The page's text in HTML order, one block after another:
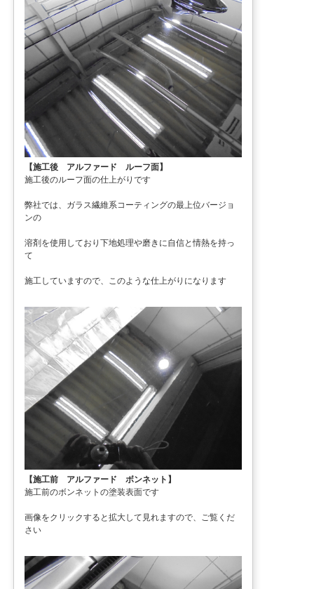
【施工後 アルファード ルーフ面】
施工後のルーフ面の仕上がりです
弊社では、ガラス繊維系コーティングの最上位バージョ
ンの
溶剤を使用しており下地処理や磨きに自信と情熱を持っ
て
施工していますので、このような仕上がりになります
【施工前 アルファード ボンネット】
施工前のボンネットの塗装表面です
画像をクリックすると拡大して見れますので、ご覧くだ
さい